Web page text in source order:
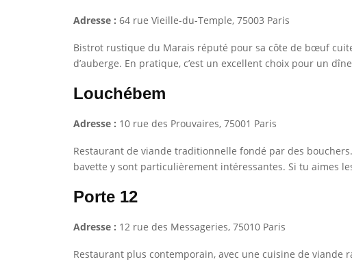
Adresse : 64 rue Vieille-du-Temple, 75003 Paris
Bistrot rustique du Marais réputé pour sa côte de bœuf
d’auberge. En pratique, c’est un excellent choix pour un
Louchébem
Adresse : 10 rue des Prouvaires, 75001 Paris
Restaurant de viande traditionnelle fondé par des
bavette y sont particulièrement intéressantes. Si tu aimes
Porte 12
Adresse : 12 rue des Messageries, 75010 Paris
Restaurant plus contemporain, avec une cuisine de viande